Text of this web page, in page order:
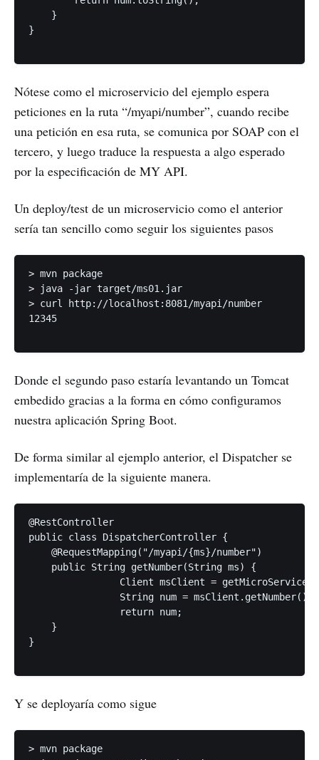
    }
}
Nótese como el microservicio del ejemplo espera
peticiones en la ruta “/myapi/number”, cuando recibe
una petición en esa ruta, se comunica por SOAP con el
tercero, y luego traduce la respuesta a algo esperado
por la especificación de MY API.
Un deploy/test de un microservicio como el anterior
sería tan sencillo como seguir los siguientes pasos
> mvn package
> java -jar target/ms01.jar
> curl http://localhost:8081/myapi/number
12345
Donde el segundo paso estaría levantando un Tomcat
embedido gracias a la forma en cómo configuramos
nuestra aplicación Spring Boot.
De forma similar al ejemplo anterior, el Dispatcher se
implementaría de la siguiente manera.
@RestController
public class DispatcherController {
    @RequestMapping("/myapi/{ms}/number")
    public String getNumber(String ms) {
    }
}
Y se deployaría como sigue
> mvn package